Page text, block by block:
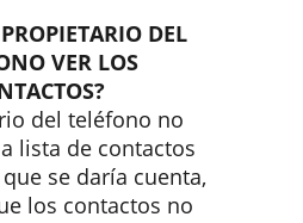
DEL
VER LOS
del teléfono no
lista de contactos
se daría cuenta,
los contactos no